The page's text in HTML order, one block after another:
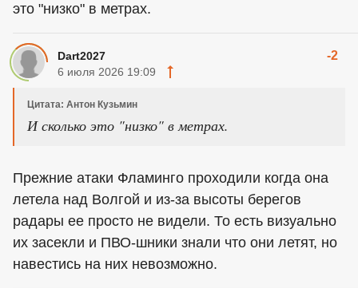
это "низко" в метрах.
Dart2027 -2
6 июля 2026 19:09
Цитата: Антон Кузьмин
И сколько это "низко" в метрах.
Прежние атаки Фламинго проходили когда она
летела над Волгой и из-за высоты берегов
радары ее просто не видели. То есть визуально
их засекли и ПВО-шники знали что они летят, но
навестись на них невозможно.